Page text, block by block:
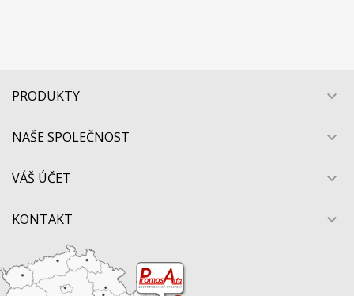
PRODUKTY 
NAŠE SPOLEČNOST 
VÁŠ ÚČET 
KONTAKT 